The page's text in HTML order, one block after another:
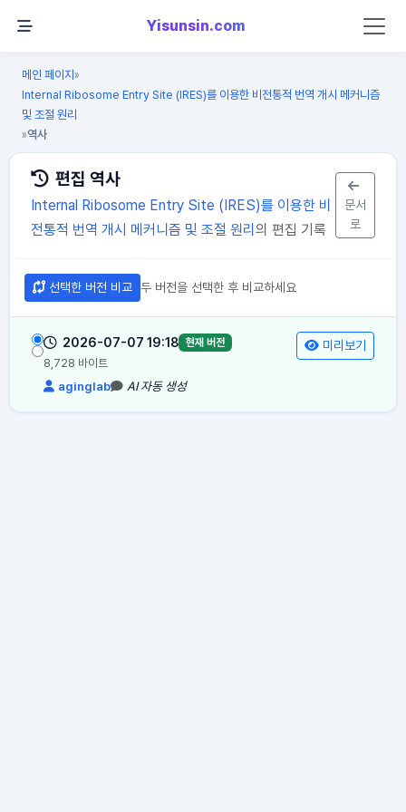
Yisunsin.com
메인 페이지»
Internal Ribosome Entry Site (IRES)를 이용한 비전통적 번역 개시 메커니즘
및 조절 원리
»역사
편집 역사
Internal Ribosome Entry Site (IRES)를 이용한 비
전통적 번역 개시 메커니즘 및 조절 원리 의 편집 기록
문서
로
선택한 버전 비교 두 버전을 선택한 후 비교하세요
2026-07-07 19:18 현재 버전
8,728 바이트
aginglab AI 자동 생성
미리보기